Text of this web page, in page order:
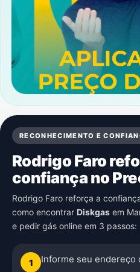
RECONHECIMENTO E
Rodrigo Faro
confiança no
Rodrigo Faro reforça a
como encontrar Diskgas em
e pedir gás online em 3 passos:
1 Informe seu endereço